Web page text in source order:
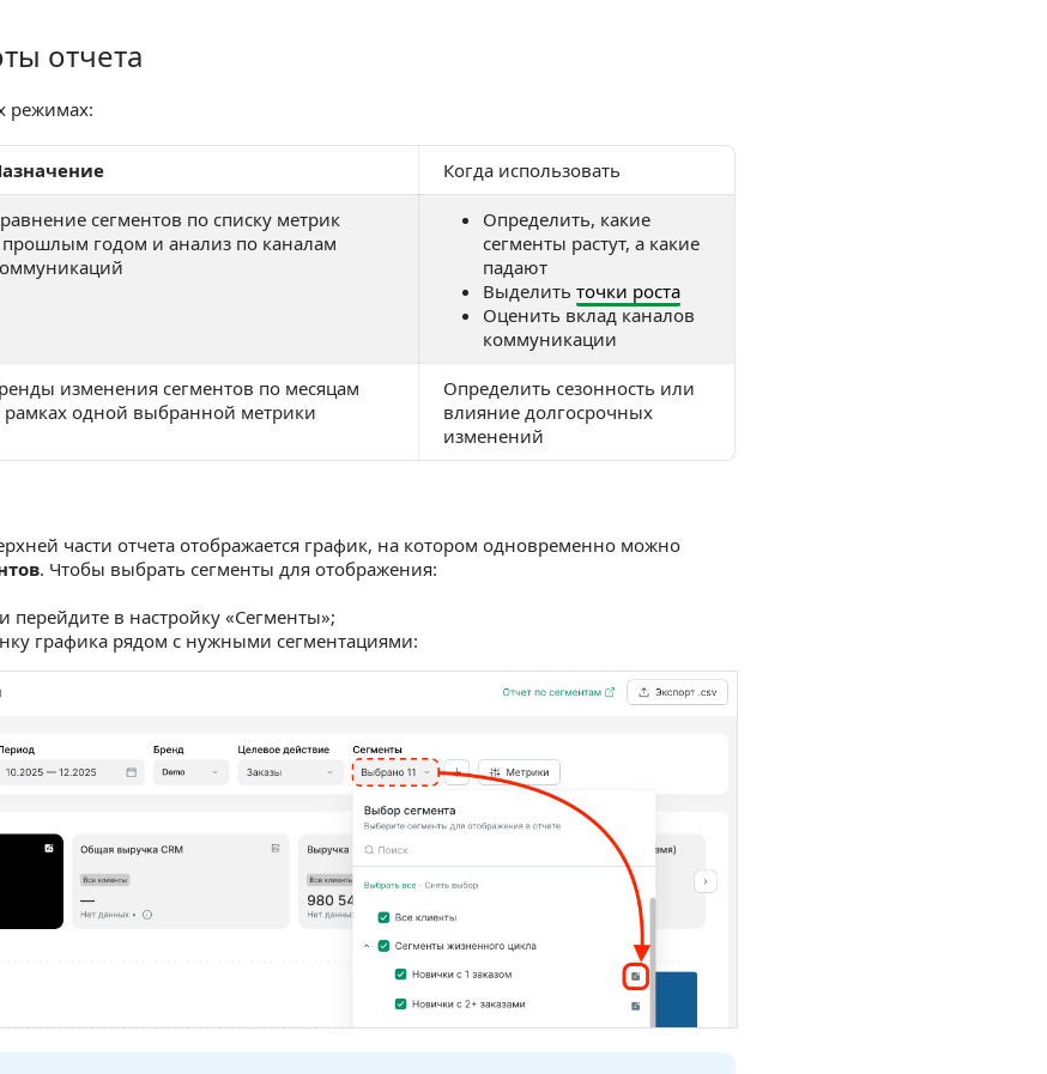
отчета
режимах:
Когда использовать
сегментов по списку метрик
прошлым годом и анализ по каналам
Определить, какие
сегменты растут, а какие
падают
Выделить точки роста
Оценить вклад каналов
коммуникации
изменения сегментов по месяцам
рамках одной выбранной метрики
Определить сезонность или
влияние долгосрочных
изменений
части отчета отображается график, на котором одновременно можно
. Чтобы выбрать сегменты для отображения:
перейдите в настройку «Сегменты»;
графика рядом с нужными сегментациями: